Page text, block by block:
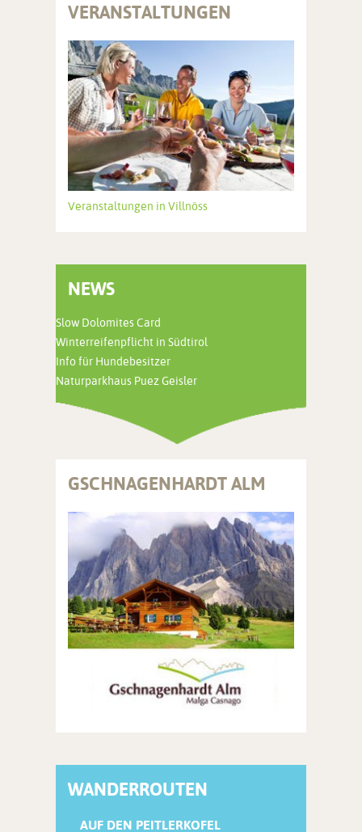
VERANSTALTUNGEN
Veranstaltungen in Villnöss
NEWS
Slow Dolomites Card
Winterreifenpflicht in Südtirol
Info für Hundebesitzer
Naturparkhaus Puez Geisler
GSCHNAGENHARDT ALM
WANDERROUTEN
AUF DEN PEITLERKOFEL